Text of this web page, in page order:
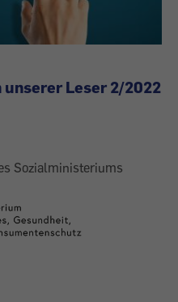
Leser 2/2022
Sozialministeriums